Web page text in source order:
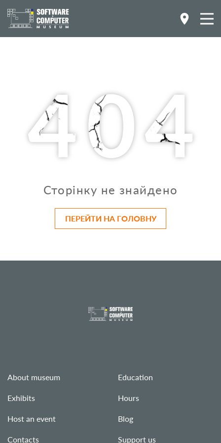
Сторінку не знайдено
ПЕРЕЙТИ НА ГОЛОВНУ
About museum
Exhibits
Host an event
Contacts
Education
Hours
Blog
Support us